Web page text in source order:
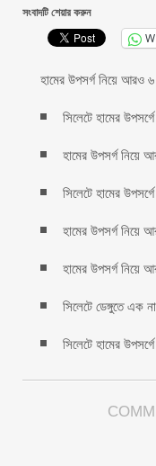
সংবাদটি শেয়ার করুন
হামের উপসর্গ নিয়ে আরও
সিলেটে হামের
হামের উপসর্গ নিয়ে
সিলেটে হামের
হামের উপসর্গ নিয়ে
হামের উপসর্গ
সিলেটে ডেঙ্গুতে এক
সিলেটে হামের